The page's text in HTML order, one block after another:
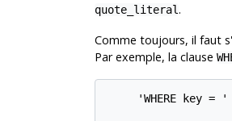
quote_literal.
Comme toujours, il faut
Par exemple, la clause
'WHERE key =